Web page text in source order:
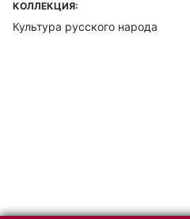
КОЛЛЕКЦИЯ:
Культура русского народа